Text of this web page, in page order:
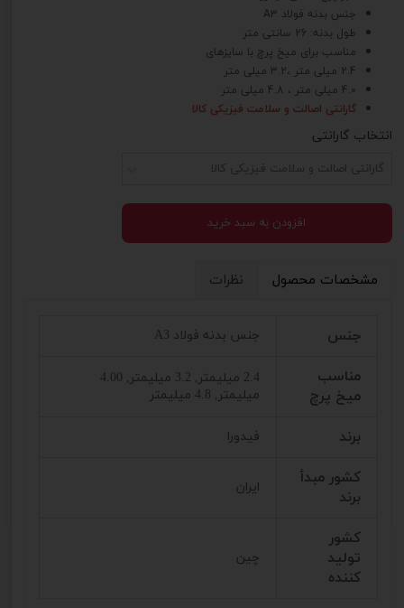
جنس بدنه فولاد A3
طول بدنه: 26 سانتی متر
مناسب برای میخ پرچ با سایزهای
2.4 میلی متر ،3.2 میلی متر
4.0 میلی متر ، 4.8 میلی متر
گارانتی اصالت و سلامت فیزیکی کالا
انتخاب گارانتی
گارانتی اصالت و سلامت فیزیکی کالا
افزودن به سبد خرید
مشخصات محصول نظرات
جنس جنس بدنه فولاد A3
مناسب
میخ پرچ
2.4 میلیمتر, 3.2 میلیمتر, 4.00
میلیمتر, 4.8 میلیمتر
برند فیدورا
کشور مبدأ
برند
ایران
کشور
تولید
کننده
چین